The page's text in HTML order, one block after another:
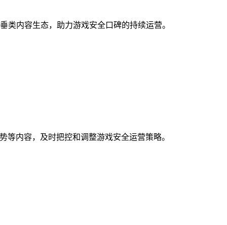
内容生态，助力游戏安全口碑的持续运营。
内容，及时把控和调整游戏安全运营策略。